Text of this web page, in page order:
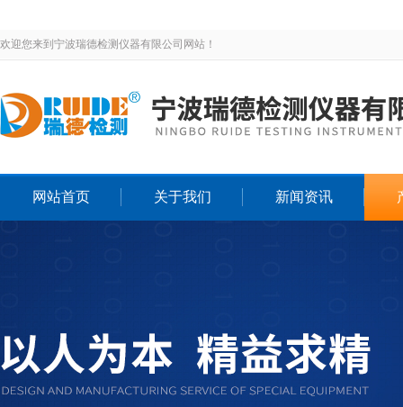
欢迎您来到宁波瑞德检测仪器有限公司网站！
网站首页 关于我们 新闻资讯